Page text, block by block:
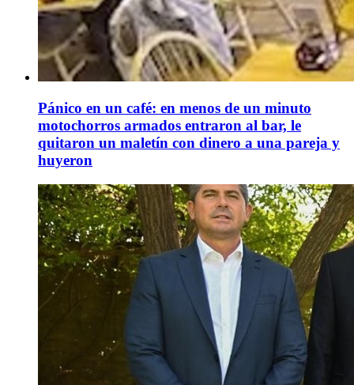
Pánico en un café: en menos de un minuto
motochorros armados entraron al bar, le
quitaron un maletín con dinero a una pareja y
huyeron